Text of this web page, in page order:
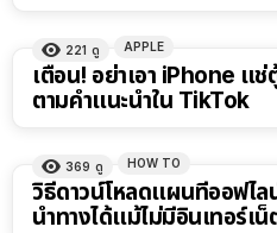
221 ดู APPLE
เตือน! อย่าเอา iPhone แช่
ตามคำแนะนำใน TikTok
369 ดู HOW TO
วิธีดาวน์โหลดแผนที่ออฟไ
นำทางได้แม้ไม่มีอินเทอร์เน็